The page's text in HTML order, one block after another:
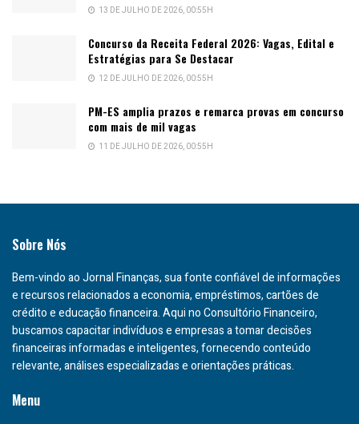
13 DE JULHO DE 2026, 00:55H
Concurso da Receita Federal 2026: Vagas, Edital e
Estratégias para Se Destacar
12 DE JULHO DE 2026, 00:55H
PM-ES amplia prazos e remarca provas em concurso
com mais de mil vagas
11 DE JULHO DE 2026, 00:55H
Sobre Nós
Bem-vindo ao Jornal Finanças, sua fonte confiável de informações
e recursos relacionados a economia, empréstimos, cartões de
crédito e educação financeira. Aqui no Consultório Financeiro,
buscamos capacitar indivíduos e empresas a tomar decisões
financeiras informadas e inteligentes, fornecendo conteúdo
relevante, análises especializadas e orientações práticas.
Menu